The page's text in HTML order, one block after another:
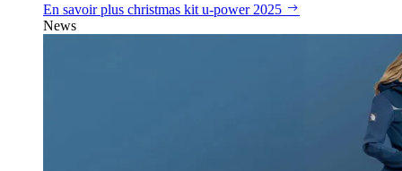
En savoir plus christmas kit u‑power 2025
News